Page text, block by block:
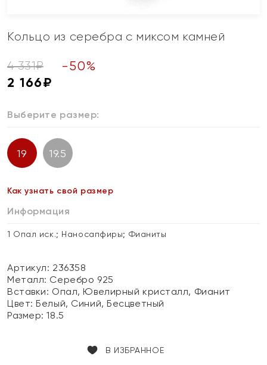
Кольцо из серебра с миксом камней
4 331₽ -50%
2 166₽
Выберите размер:
19 19.5
Как узнать свой размер
Информация
1 Опал иск.; Наносапфиры; Фианиты
Артикул: 236358
Металл: Серебро 925
Вставки: Опал, Ювелирный кристалл, Фианит
Цвет:Белый, Синий, Бесцветный
Размер:18.5
В ИЗБРАННОЕ